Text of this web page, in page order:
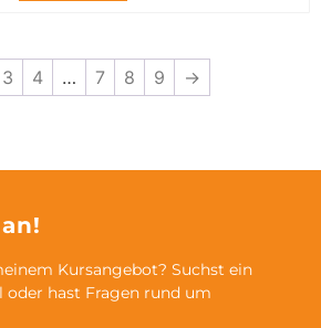
3 4 … 7 8 9 →
Kursangebot? Suchst ein
hast Fragen rund um